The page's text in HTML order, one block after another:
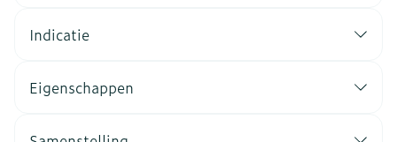
Indicatie
Eigenschappen